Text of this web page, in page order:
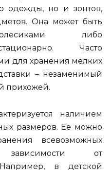
одежды, но и зонтов,
Она может быть
либо
Часто
для хранения мелких
– незаменимый
прихожей.
наличием
размеров. Ее можно
всевозможных
от
Например, в детской